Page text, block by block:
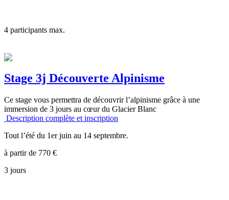
4 participants max.
Stage 3j Découverte Alpinisme
Ce stage vous permettra de découvrir l’alpinisme grâce à une
immersion de 3 jours au cœur du Glacier Blanc
Description complète et inscription
Tout l’été du 1er juin au 14 septembre.
à partir de 770 €
3 jours